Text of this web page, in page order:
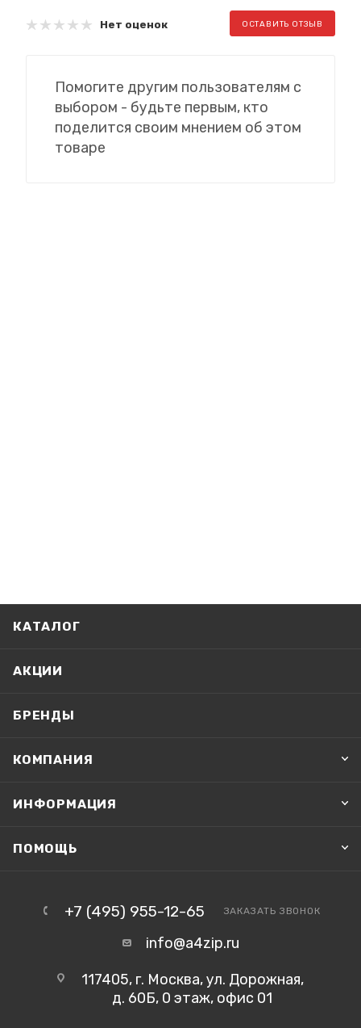
Нет оценок ОСТАВИТЬ ОТЗЫВ
Помогите другим пользователям с
выбором - будьте первым, кто
поделится своим мнением об этом
товаре
КАТАЛОГ
АКЦИИ
БРЕНДЫ
КОМПАНИЯ
ИНФОРМАЦИЯ
ПОМОЩЬ
+7 (495) 955-12-65 ЗАКАЗАТЬ ЗВОНОК
info@a4zip.ru
117405, г. Москва, ул. Дорожная,
д. 60Б, 0 этаж, офис 01